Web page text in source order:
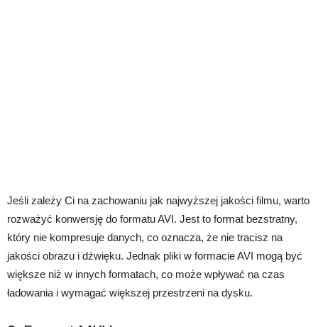
Jeśli zależy Ci na zachowaniu jak najwyższej jakości filmu, warto
rozważyć konwersję do formatu AVI. Jest to format bezstratny,
który nie kompresuje danych, co oznacza, że nie tracisz na
jakości obrazu i dźwięku. Jednak pliki w formacie AVI mogą być
większe niż w innych formatach, co może wpływać na czas
ładowania i wymagać większej przestrzeni na dysku.